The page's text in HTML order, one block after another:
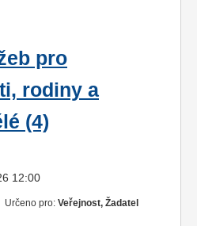
pro
rodiny a
(4)
12:00
Určeno pro: Veřejnost, Žadatel